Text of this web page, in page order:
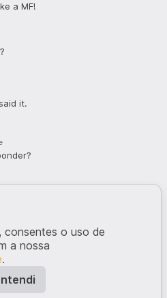
a MF!
it.
não. Queres ir ao cerne da
consentes o uso de
a nossa
.